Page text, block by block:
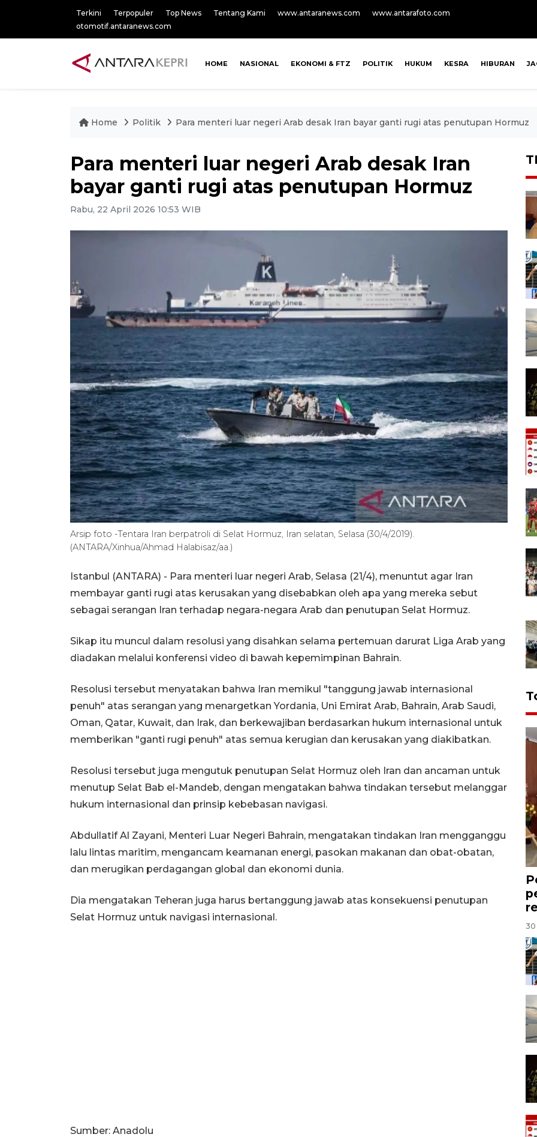
Terkini Terpopuler Top News Tentang Kami www.antaranews.com
www.antarafoto.com
otomotif.antaranews.com
HOME NASIONAL EKONOMI & FTZ POLITIK HUKUM KESRA HIBURAN
Home Politik Para menteri luar negeri Arab desak Iran bayar ganti rugi atas penutupan Hormuz
Para menteri luar negeri Arab desak Iran
bayar ganti rugi atas penutupan Hormuz
Rabu, 22 April 2026 10:53 WIB
Arsip foto -Tentara Iran berpatroli di Selat Hormuz, Iran selatan, Selasa (30/4/2019).
(ANTARA/Xinhua/Ahmad Halabisaz/aa.)
Istanbul (ANTARA) - Para menteri luar negeri Arab, Selasa (21/4), menuntut agar Iran
membayar ganti rugi atas kerusakan yang disebabkan oleh apa yang mereka sebut
sebagai serangan Iran terhadap negara-negara Arab dan penutupan Selat Hormuz.
Sikap itu muncul dalam resolusi yang disahkan selama pertemuan darurat Liga Arab yang
diadakan melalui konferensi video di bawah kepemimpinan Bahrain.
Resolusi tersebut menyatakan bahwa Iran memikul "tanggung jawab internasional
penuh" atas serangan yang menargetkan Yordania, Uni Emirat Arab, Bahrain, Arab Saudi,
Oman, Qatar, Kuwait, dan Irak, dan berkewajiban berdasarkan hukum internasional untuk
memberikan "ganti rugi penuh" atas semua kerugian dan kerusakan yang diakibatkan.
Resolusi tersebut juga mengutuk penutupan Selat Hormuz oleh Iran dan ancaman untuk
menutup Selat Bab el-Mandeb, dengan mengatakan bahwa tindakan tersebut melanggar
hukum internasional dan prinsip kebebasan navigasi.
Abdullatif Al Zayani, Menteri Luar Negeri Bahrain, mengatakan tindakan Iran mengganggu
lalu lintas maritim, mengancam keamanan energi, pasokan makanan dan obat-obatan,
dan merugikan perdagangan global dan ekonomi dunia.
Dia mengatakan Teheran juga harus bertanggung jawab atas konsekuensi penutupan
Selat Hormuz untuk navigasi internasional.
Sumber: Anadolu
30